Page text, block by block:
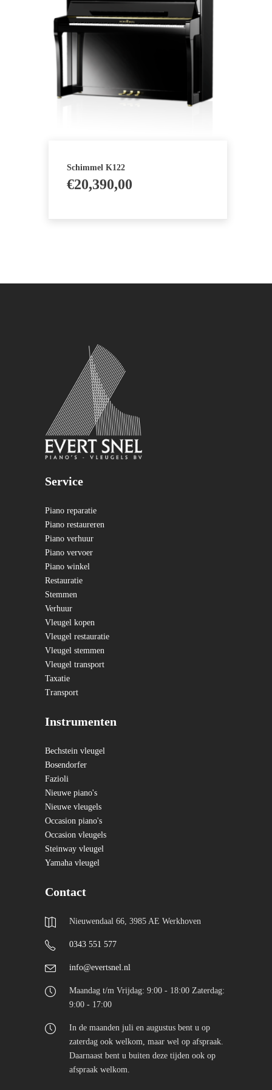
Schimmel K122
€20,390,00
Service
Piano reparatie
Piano restaureren
Piano verhuur
Piano vervoer
Piano winkel
Restauratie
Stemmen
Verhuur
Vleugel kopen
Vleugel restauratie
Vleugel stemmen
Vleugel transport
Taxatie
Transport
Instrumenten
Bechstein vleugel
Bosendorfer
Fazioli
Nieuwe piano's
Nieuwe vleugels
Occasion piano's
Occasion vleugels
Steinway vleugel
Yamaha vleugel
Contact
Nieuwendaal 66, 3985 AE Werkhoven
0343 551 577
info@evertsnel.nl
Maandag t/m Vrijdag: 9:00 - 18:00 Zaterdag:
9:00 - 17:00
In de maanden juli en augustus bent u op
zaterdag ook welkom, maar wel op afspraak.
Daarnaast bent u buiten deze tijden ook op
afspraak welkom.